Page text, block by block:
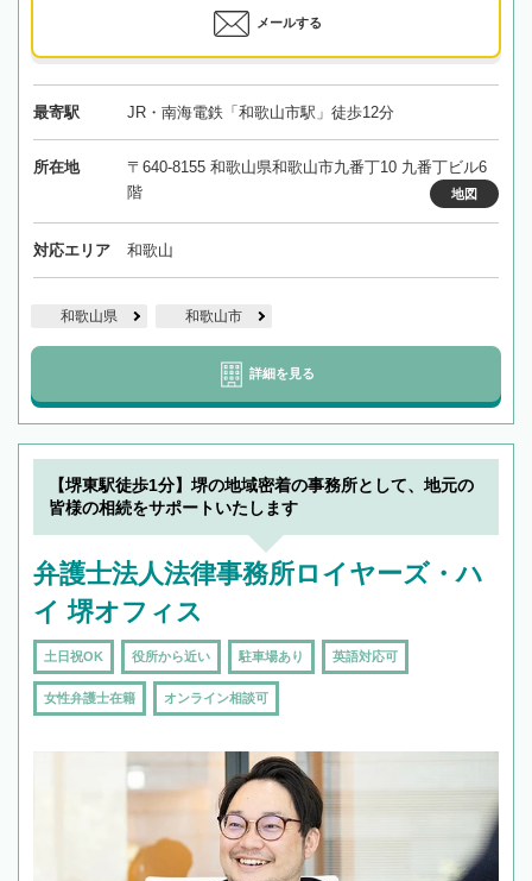
メールする
最寄駅 JR・南海電鉄「和歌山市駅」徒歩12分
所在地
〒640-8155 和歌山県和歌山市九番丁10 九番丁ビル6
階
地図
対応エリア 和歌山
和歌山県 和歌山市
詳細を見る
【堺東駅徒歩1分】堺の地域密着の事務所として、地元の
皆様の相続をサポートいたします
弁護士法人法律事務所ロイヤーズ・ハ
イ 堺オフィス
土日祝OK 役所から近い 駐車場あり 英語対応可
女性弁護士在籍 オンライン相談可